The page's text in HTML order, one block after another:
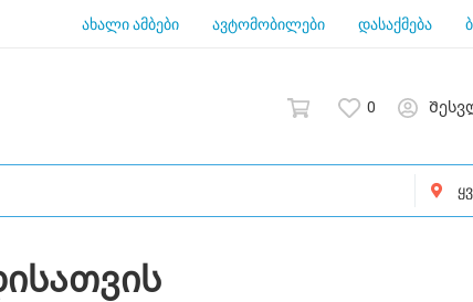
ახალი ამბები ავტომობილები დასაქმება
0